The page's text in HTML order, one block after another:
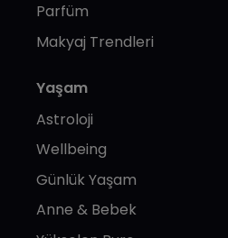
Parfüm
Makyaj Trendleri
Yaşam
Astroloji
Wellbeing
Günlük Yaşam
Anne & Bebek